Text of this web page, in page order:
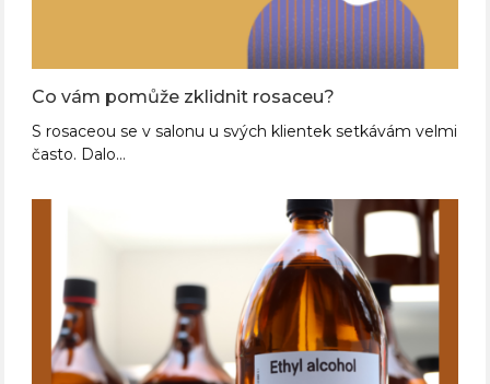
Co vám pomůže zklidnit rosaceu?
S rosaceou se v salonu u svých klientek setkávám velmi
často. Dalo…